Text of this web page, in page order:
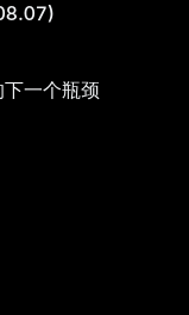
一个瓶颈